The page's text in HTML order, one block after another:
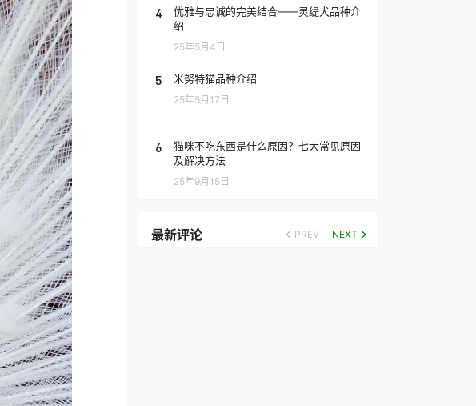
4
优雅与忠诚的完美结合——灵缇犬品种介
绍
25年5月4日
5 米努特猫品种介绍
25年5月17日
6
猫咪不吃东西是什么原因？七大常见原因
及解决方法
25年9月15日
最新评论 PREV NEXT